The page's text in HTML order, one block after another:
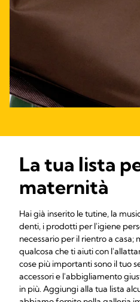
La tua lista
maternità
Hai già inserito le tutine, la
denti, i prodotti per l'igiene
necessario per il rientro a casa;
qualcosa che ti aiuti con
cose più importanti sono il tuo
accessori e l'abbigliamento
in più. Aggiungi alla tua lista